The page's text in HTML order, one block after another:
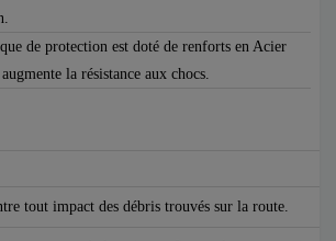
de protection est doté de renforts en Acier
la résistance aux chocs.
tout impact des débris trouvés sur la route.